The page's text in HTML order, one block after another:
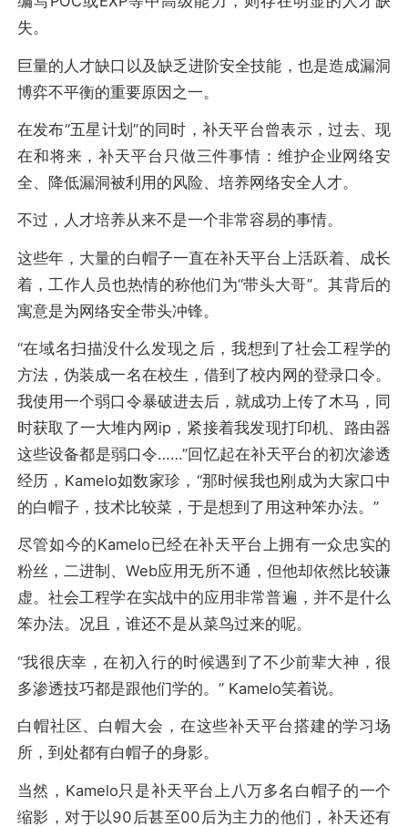
失。
巨量的人才缺口以及缺乏进阶安全技能，也是造成漏洞
博弈不平衡的重要原因之一。
在发布“五星计划”的同时，补天平台曾表示，过去、现
在和将来，补天平台只做三件事情：维护企业网络安
全、降低漏洞被利用的风险、培养网络安全人才。
不过，人才培养从来不是一个非常容易的事情。
这些年，大量的白帽子一直在补天平台上活跃着、成长
着，工作人员也热情的称他们为“带头大哥”。其背后的
寓意是为网络安全带头冲锋。
“在域名扫描没什么发现之后，我想到了社会工程学的
方法，伪装成一名在校生，借到了校内网的登录口令。
我使用一个弱口令暴破进去后，就成功上传了木马，同
时获取了一大堆内网ip，紧接着我发现打印机、路由器
这些设备都是弱口令……”回忆起在补天平台的初次渗透
经历，Kamelo如数家珍，“那时候我也刚成为大家口中
的白帽子，技术比较菜，于是想到了用这种笨办法。”
尽管如今的Kamelo已经在补天平台上拥有一众忠实的
粉丝，二进制、Web应用无所不通，但他却依然比较谦
虚。社会工程学在实战中的应用非常普遍，并不是什么
笨办法。况且，谁还不是从菜鸟过来的呢。
“我很庆幸，在初入行的时候遇到了不少前辈大神，很
多渗透技巧都是跟他们学的。” Kamelo笑着说。
白帽社区、白帽大会，在这些补天平台搭建的学习场
所，到处都有白帽子的身影。
当然，Kamelo只是补天平台上八万多名白帽子的一个
缩影，对于以90后甚至00后为主力的他们，补天还有